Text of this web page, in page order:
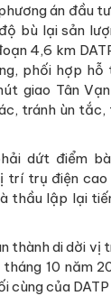
án đầu
bù lại sản
4,6 km
phối hợp
giao Tân
tránh ùn tắc,
dứt điểm
trí trụ điện
thầu lập lại
thành di dời
10 năm
cùng của DATP